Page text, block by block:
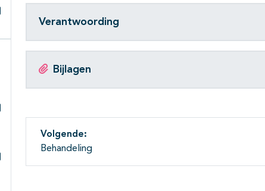
Alles openklappen
Verantwoording
Bijlagen
Volgende:
Behandeling